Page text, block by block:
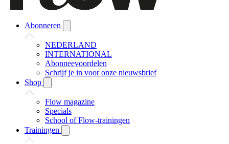
Abonneren
NEDERLAND
INTERNATIONAL
Abonneevoordelen
Schrijf je in voor onze nieuwsbrief
Shop
Flow magazine
Specials
School of Flow-trainingen
Trainingen